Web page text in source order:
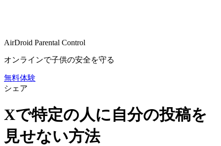
AirDroid Parental Control
オンラインで子供の安全を守る
無料体験
シェア
Xで特定の人に自分の投稿を
見せない方法